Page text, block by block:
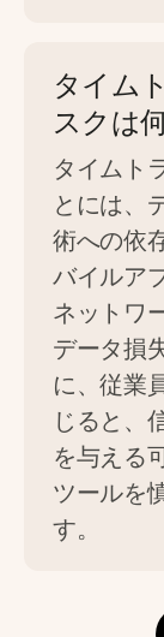
タイム
スクは
タイムト
とには、
術への依
バイルア
ネットワ
データ損
に、従業
じると、
を与える
ツールを
す。